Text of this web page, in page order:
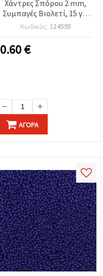
Χάντρες Σπόρου 2 mm,
Συμπαγές Βιολετί, 15 γρ.
(~2050 τεμ.)
Κωδικός: 114595
0.60€
ΑΓΟΡΆ